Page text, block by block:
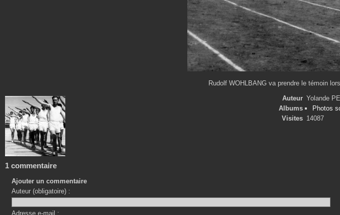
Rudolf WOHLBANG va prendre le témoin
Auteur Yolande
Albums
Photos
Visites 14087
1 commentaire
Ajouter un commentaire
Auteur (obligatoire) :
Adresse e-mail :